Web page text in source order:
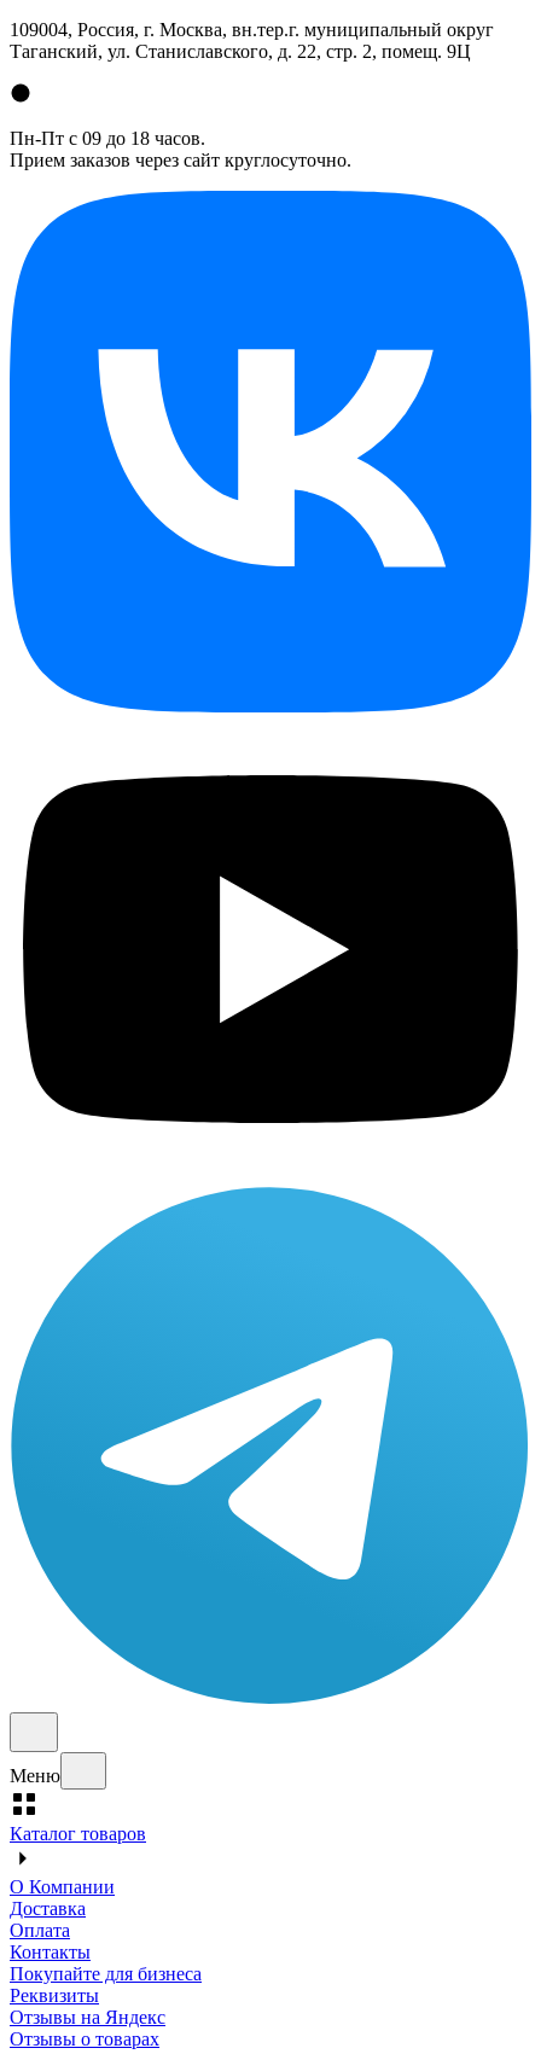
109004, Россия, г. Москва, вн.тер.г. муниципальный округ
Таганский, ул. Станиславского, д. 22, стр. 2, помещ. 9Ц
Пн-Пт с 09 до 18 часов.
Прием заказов через сайт круглосуточно.
Меню
Каталог товаров
О Компании
Доставка
Оплата
Контакты
Покупайте для бизнеса
Реквизиты
Отзывы на Яндекс
Отзывы о товарах